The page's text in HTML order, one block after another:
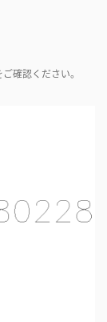
確認ください。